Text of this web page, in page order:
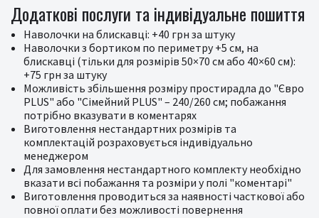
Додаткові послуги та індивідуальне пошиття
Наволочки на блискавці: +40 грн за штуку
Наволочки з бортиком по периметру +5 см, на
блискавці (тільки для розмірів 50×70 см або 40×60 см):
+75 грн за штуку
Можливість збільшення розміру простирадла до "Євро
PLUS" або "Сімейний PLUS" – 240/260 см; побажання
потрібно вказувати в коментарях
Виготовлення нестандартних розмірів та
комплектацій розраховується індивідуально
менеджером
Для замовлення нестандартного комплекту необхідно
вказати всі побажання та розміри у полі "коментарі"
Виготовлення проводиться за наявності часткової або
повної оплати без можливості повернення